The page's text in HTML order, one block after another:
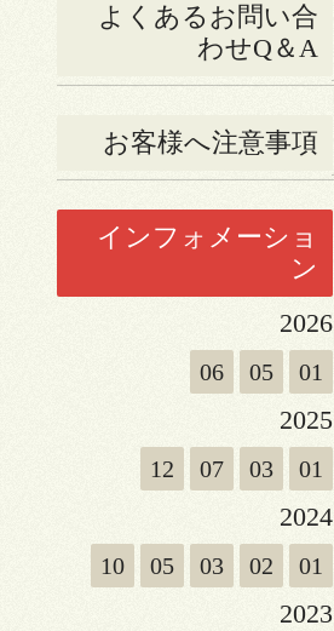
よくあるお問い合
わせQ＆A
お客様へ注意事項
インフォメーショ
ン
2026
06 05 01
2025
12 07 03 01
2024
10 05 03 02 01
2023